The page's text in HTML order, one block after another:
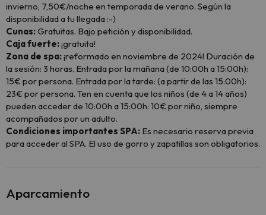
invierno, 7,50€/noche en temporada de verano. Según la
disponibilidad a tu llegada :-)
Cunas:Gratuitas. Bajo petición y disponibilidad.
Caja fuerte:¡gratuita!
Zona de spa:¡reformado en noviembre de 2024! Duración de
la sesión: 3 horas. Entrada por la mañana (de 10:00h a 15:00h):
15€ por persona. Entrada por la tarde: (a partir de las 15:00h):
23€ por persona. Ten en cuenta que los niños (de 4 a 14 años)
pueden acceder de 10:00h a 15:00h: 10€ por niño, siempre
acompañados por un adulto.
Condiciones importantes SPA: Es necesario reserva previa
para acceder al SPA. El uso de gorro y zapatillas son obligatorios.
Aparcamiento